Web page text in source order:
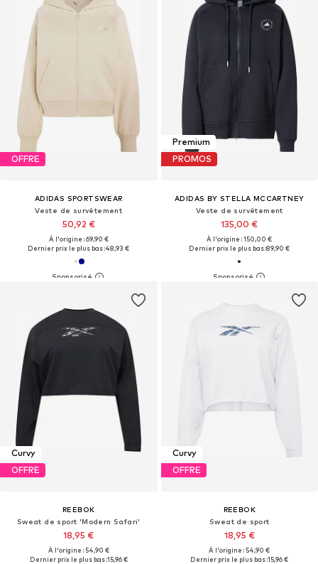
OFFRE
ADIDAS SPORTSWEAR
Veste de survêtement
50,92 €
À l'origine : 69,90 €
Dernier prix le plus bas :48,93 €
Premium
PROMOS
ADIDAS BY STELLA MCCARTNEY
Veste de survêtement
135,00 €
À l'origine : 150,00 €
Dernier prix le plus bas :89,90 €
Curvy
OFFRE
REEBOK
Sweat de sport 'Modern Safari'
18,95 €
À l'origine : 54,90 €
Dernier prix le plus bas :15,96 €
Curvy
OFFRE
REEBOK
Sweat de sport
18,95 €
À l'origine : 54,90 €
Dernier prix le plus bas :15,96 €